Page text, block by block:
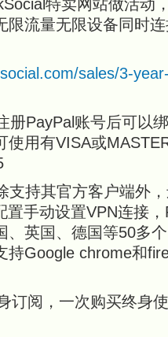
特卖网站做活动
限流量无限设备同时
sales/3-
册PayPal账号后可以
使用有VISA或
支持其官方客户端外
置手动设置VPN连接
、英国、德国等50多
持Google chrome和
订阅，一次购买终身